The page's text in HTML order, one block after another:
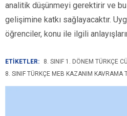
analitik düşünmeyi gerektirir ve
gelişimine katkı sağlayacaktır.
öğrenciler, konu ile ilgili
ETİKETLER:
8. SINIF 1. DÖNEM TÜRKÇE
8. SINIF TÜRKÇE MEB KAZANIM KAVRAMA